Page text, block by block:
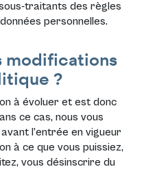
traitants des règles
personnelles.
modifications
?
à évoluer et est donc
ce cas, nous vous
l’entrée en vigueur
à ce que vous puissiez,
vous désinscrire du